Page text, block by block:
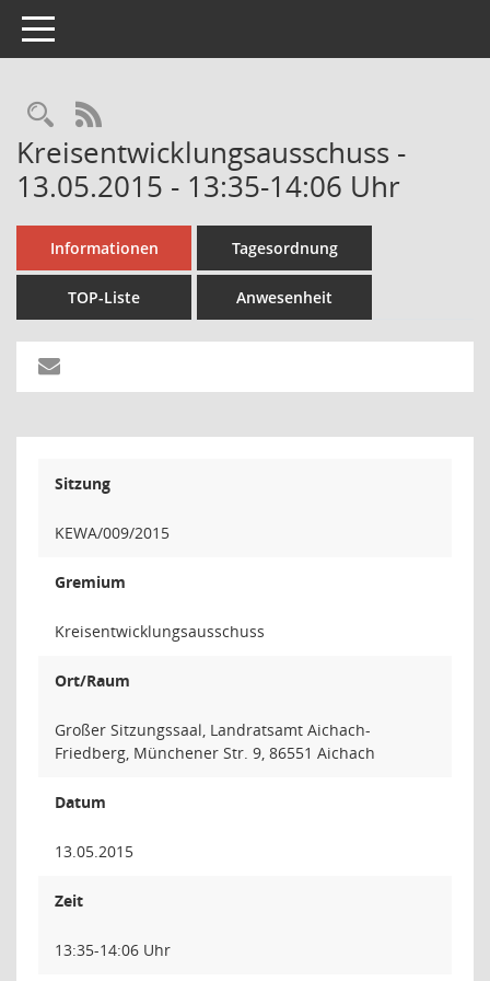
Toggle navigation
Rechercheauswahl
RSS-Feed
Kreisentwicklungsausschuss -
13.05.2015 - 13:35-14:06 Uhr
Informationen Tagesordnung
TOP-Liste Anwesenheit
Sitzung
KEWA/009/2015
Gremium
Kreisentwicklungsausschuss
Ort/Raum
Großer Sitzungssaal, Landratsamt Aichach-
Friedberg, Münchener Str. 9, 86551 Aichach
Datum
13.05.2015
Zeit
13:35-14:06 Uhr